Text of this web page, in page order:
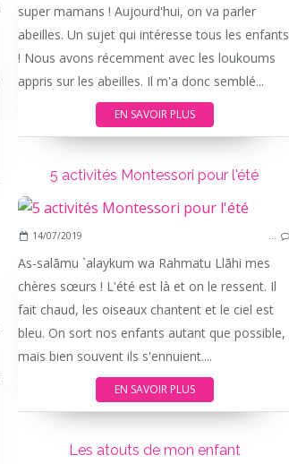
super mamans ! Aujourd'hui, on va parler
abeilles. Un sujet qui intéresse tous les enfants
! Nous avons récemment avec les loukoums
appris sur les abeilles. Il m'a donc semblé...
EN SAVOIR PLUS
5 activités Montessori pour l'été
14/07/2019 …
As-salãmu `alaykum wa Rahmatu Llãhi mes
chères sœurs ! L'été est là et on le ressent. Il
fait chaud, les oiseaux chantent et le ciel est
bleu. On sort nos enfants autant que possible,
mais bien souvent ils s'ennuient....
EN SAVOIR PLUS
DESSIN
Les atouts de mon enfant